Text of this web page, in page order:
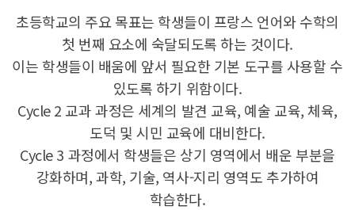
초등학교의 주요 목표는 학생들이 프랑스 언어와 수학의
첫 번째 요소에 숙달되도록 하는 것이다.
이는 학생들이 배움에 앞서 필요한 기본 도구를 사용할 수
있도록 하기 위함이다.
Cycle 2 교과 과정은 세계의 발견 교육, 예술 교육, 체육,
도덕 및 시민 교육에 대비한다.
Cycle 3 과정에서 학생들은 상기 영역에서 배운 부분을
강화하며, 과학, 기술, 역사-지리 영역도 추가하여
학습한다.